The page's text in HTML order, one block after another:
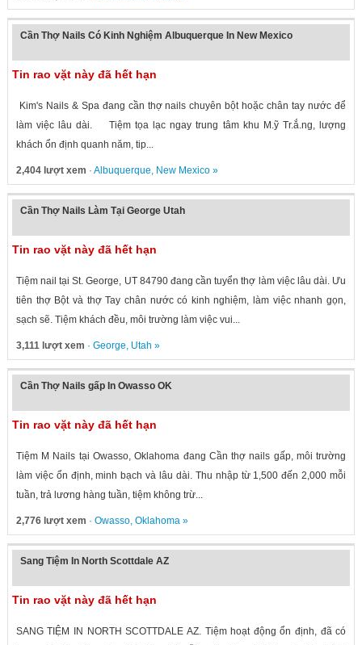
Cần Thợ Nails Có Kinh Nghiệm Albuquerque In New Mexico
Tin rao vặt này đã hết hạn
Kim's Nails & Spa đang cần thợ nails chuyên bột hoặc chân tay nước để
làm việc lâu dài. Tiệm tọa lạc ngay trung tâm khu M.ỹ Tr.ắ.ng, lượng
khách ổn định quanh năm, tip...
2,404 lượt xem · Albuquerque, New Mexico»
Cần Thợ Nails Làm Tại George Utah
Tin rao vặt này đã hết hạn
Tiệm nail tại St. George, UT 84790 đang cần tuyển thợ làm việc lâu dài. Ưu
tiên thợ Bột và thợ Tay chân nước có kinh nghiệm, làm việc nhanh gọn,
sạch sẽ. Tiệm khách đều, môi trường làm việc vui...
3,111 lượt xem · George, Utah »
Cần Thợ Nails gấp In Owasso OK
Tin rao vặt này đã hết hạn
Tiệm M Nails tại Owasso, Oklahoma đang Cần thợ nails gấp, môi trường
làm việc ổn định, minh bạch và lâu dài. Thu nhập từ 1,500 đến 2,000 mỗi
tuần, trả lương hàng tuần, tiệm không trừ...
2,776 lượt xem · Owasso, Oklahoma»
Sang Tiệm In North Scottdale AZ
Tin rao vặt này đã hết hạn
SANG TIỆM IN NORTH SCOTTDALE AZ. Tiệm hoạt động ổn định, đã có